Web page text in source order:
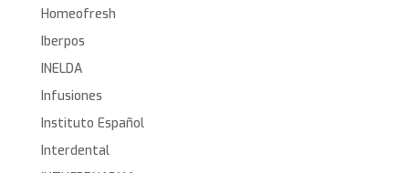
Homeofresh
Iberpos
INELDA
Infusiones
Instituto Español
Interdental